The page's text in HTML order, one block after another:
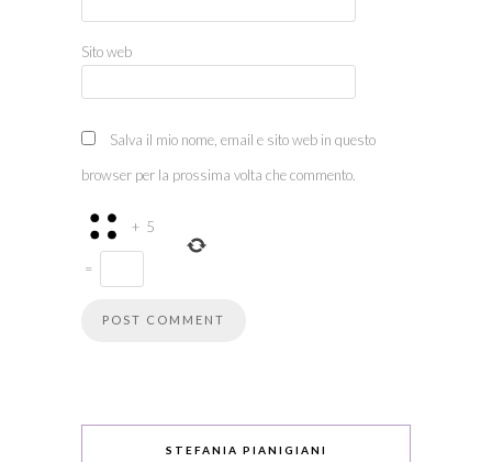
Sito web
Salva il mio nome, email e sito web in questo
browser per la prossima volta che commento.
+ 5
=
STEFANIA PIANIGIANI